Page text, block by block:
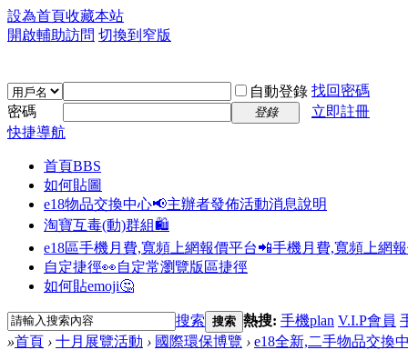
設為首頁收藏本站
開啟輔助訪問 切換到窄版
自動登錄 找回密碼
密碼
登錄
立即註冊
快捷導航
首頁BBS
如何貼圖
e18物品交換中心📢主辦者發佈活動消息說明
淘寶互毒(動)群組🛍️
e18區手機月費,寬頻上網報價平台📲手機月費,寬頻上網
自定捷徑👀自定常瀏覽版區捷徑
如何貼emoji🤔
搜索 搜索 熱搜: 手機plan V.I.P會員
»首頁 › 十月展覽活動 › 國際環保博覽 › e18全新,二手物品交換